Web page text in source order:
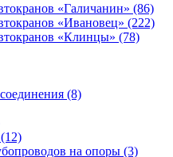
«Галичанин» (86)
«Ивановец» (222)
«Клинцы» (78)
(8)
на опоры (3)